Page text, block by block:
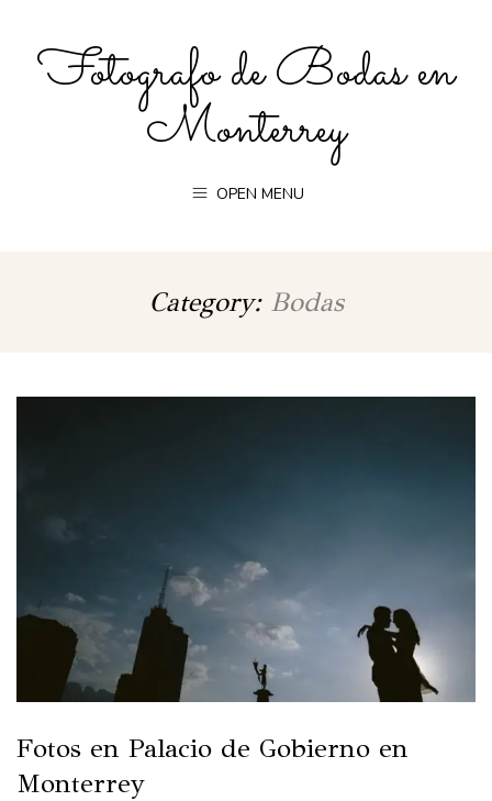
Fotografo de Bodas en
Monterrey
OPEN MENU
Category: Bodas
Fotos en Palacio de Gobierno en
Monterrey